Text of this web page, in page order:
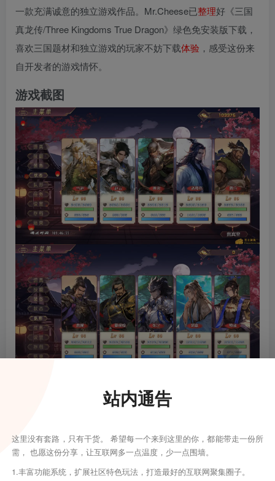
一款充满诚意的独立游戏作品。Mr.Cheese已整理好《三国
真龙传/Three Kingdoms True Dragon》绿色免安装版下载，
喜欢三国题材和独立游戏的玩家不妨下载体验 ，感受这份来
自开发者的游戏情怀。
游戏截图
站内通告
这里没有套路，只有干货。 希望每一个来到这里的你，都能带走一份所
需， 也愿这份分享，让互联网多一点温度，少一点围墙。
1.丰富功能系统，扩展社区特色玩法，打造最好的互联网聚集圈子。